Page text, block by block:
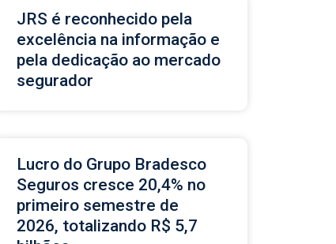
JRS é reconhecido pela
excelência na informação e
pela dedicação ao mercado
segurador
Lucro do Grupo Bradesco
Seguros cresce 20,4% no
primeiro semestre de
2026, totalizando R$ 5,7